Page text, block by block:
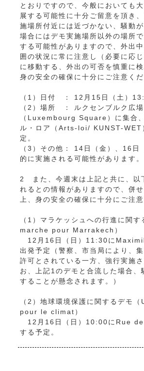
とおりですので、今般においても
展する可能性に十分ご留意を頂き
施場所付近には近づかない、騒動
場合にはデモ実施場所以外の場所
する可能性がありますので、外出
囲の状況に常に注意し（必要に応
に移動する、外出の可否を慎重に検
身の安全の確保に十分にご注意くだ
（1）日付 ： 12月15日（土）
（2）場所 ： ルクセンブルク広場
（Luxembourg Square）に集合
ル・ロア（Arts-loi/ KUNST-WET
定。
（3）その他： 14日（金）、16日
的に実施される可能性があります。
2 また、今週末は上記と共に、以
れるとの情報がありますので、併
上、身の安全の確保に十分にご注意
（1）マラケッシュへの行進に関
marche pour Marrakech）
12月16日（日）11:30に
出発予定（警察、市当局により、
許可とされている一方、強行実施
お、上記1のデモと合流した場合、
することが懸念されます。）
（2）地球環境保護に関するデモ
pour le climat）
12月16日（日）10:00にRue
する予定。